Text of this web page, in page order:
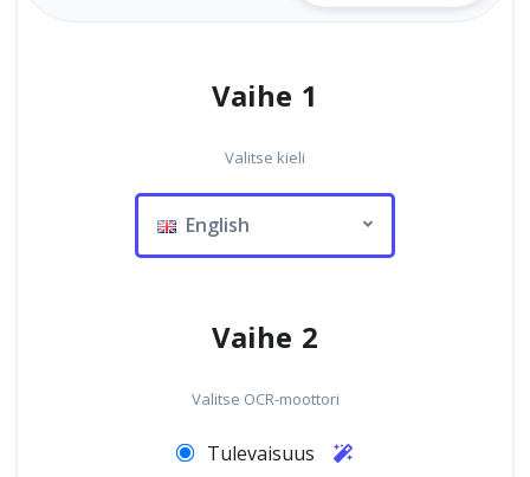
Vaihe 1
Valitse kieli
English
Vaihe 2
Valitse OCR-moottori
Tulevaisuus